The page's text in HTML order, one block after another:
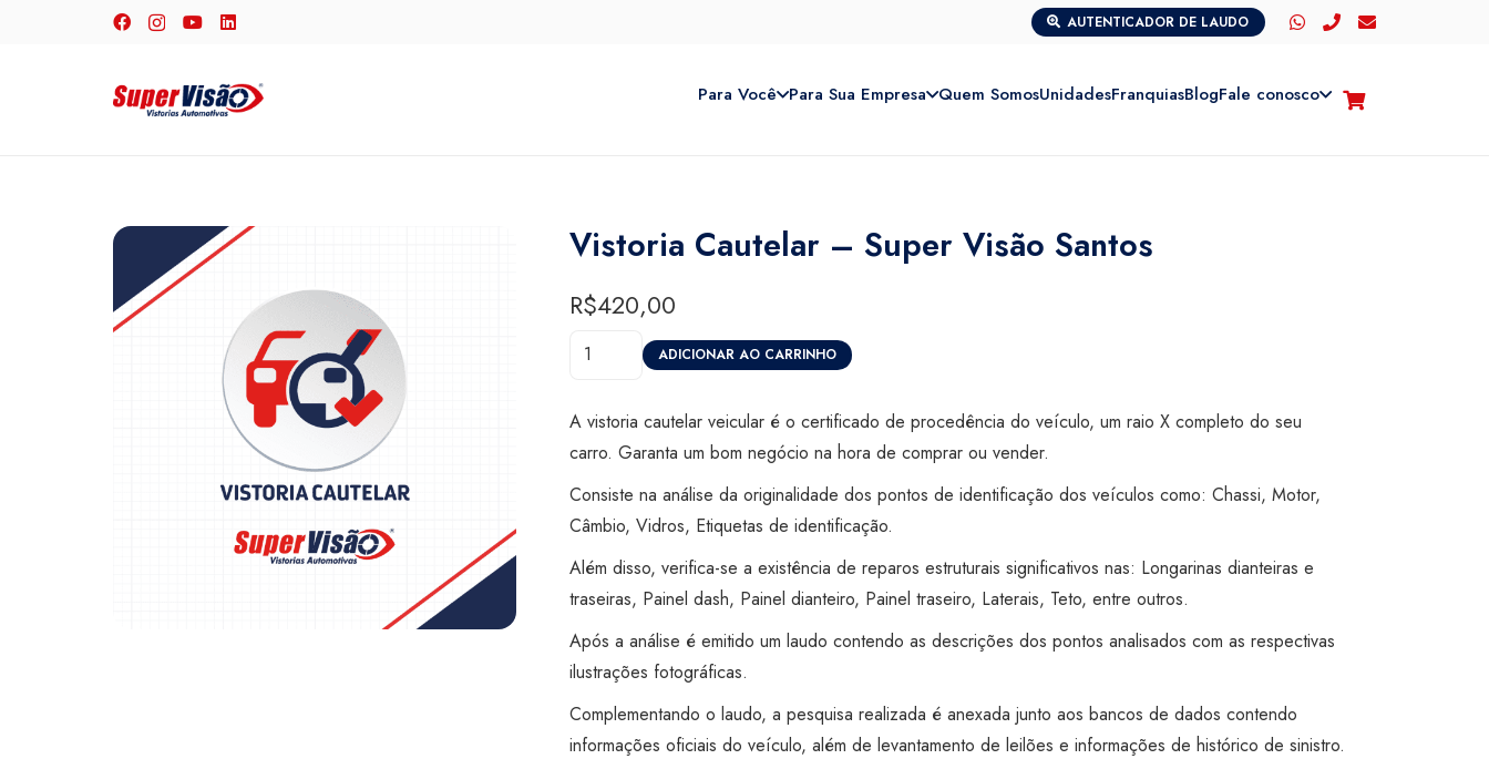
AUTENTICADOR DE LAUDO
Para Você Para Sua Empresa Quem SomosUnidadesFranquiasBlogFale conosco
Vistoria Cautelar – Super Visão Santos
R$420,00
Vistoria
Santos
quantidade
ADICIONAR AO CARRINHO
A vistoria cautelar veicular é o certificado de procedência do veículo, um raio X completo do seu
carro. Garanta um bom negócio na hora de comprar ou vender.
Consiste na análise da originalidade dos pontos de identificação dos veículos como: Chassi, Motor,
Câmbio, Vidros, Etiquetas de identificação.
Além disso, verifica-se a existência de reparos estruturais significativos nas: Longarinas dianteiras e
traseiras, Painel dash, Painel dianteiro, Painel traseiro, Laterais, Teto, entre outros.
Após a análise é emitido um laudo contendo as descrições dos pontos analisados com as respectivas
ilustrações fotográficas.
Complementando o laudo, a pesquisa realizada é anexada junto aos bancos de dados contendo
informações oficiais do veículo, além de levantamento de leilões e informações de histórico de sinistro.